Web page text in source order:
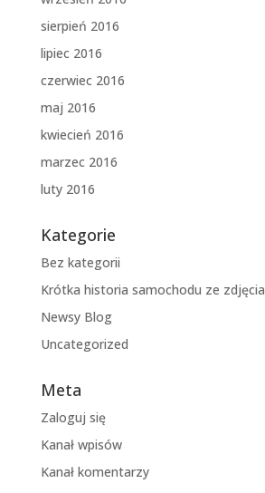
sierpień 2016
lipiec 2016
czerwiec 2016
maj 2016
kwiecień 2016
marzec 2016
luty 2016
Kategorie
Bez kategorii
Krótka historia samochodu ze zdjęcia
Newsy Blog
Uncategorized
Meta
Zaloguj się
Kanał wpisów
Kanał komentarzy